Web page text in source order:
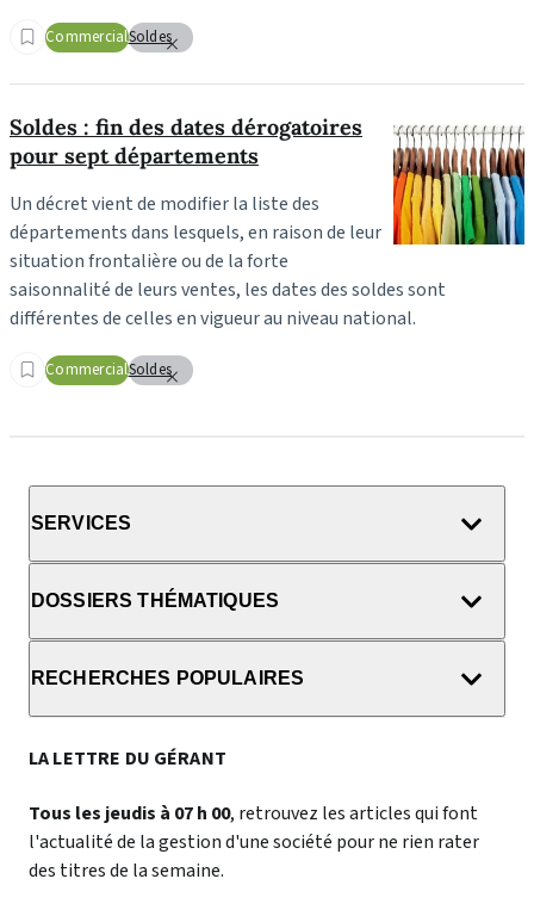
CommercialSoldes
Soldes : fin des dates dérogatoires
pour sept départements
Un décret vient de modifier la liste des
départements dans lesquels, en raison de leur
situation frontalière ou de la forte
saisonnalité de leurs ventes, les dates des soldes sont
différentes de celles en vigueur au niveau national.
CommercialSoldes
SERVICES
DOSSIERS THÉMATIQUES
RECHERCHES POPULAIRES
LA LETTRE DU GÉRANT
Tous les jeudis à 07 h 00, retrouvez les articles qui font
l'actualité de la gestion d'une société pour ne rien rater
des titres de la semaine.